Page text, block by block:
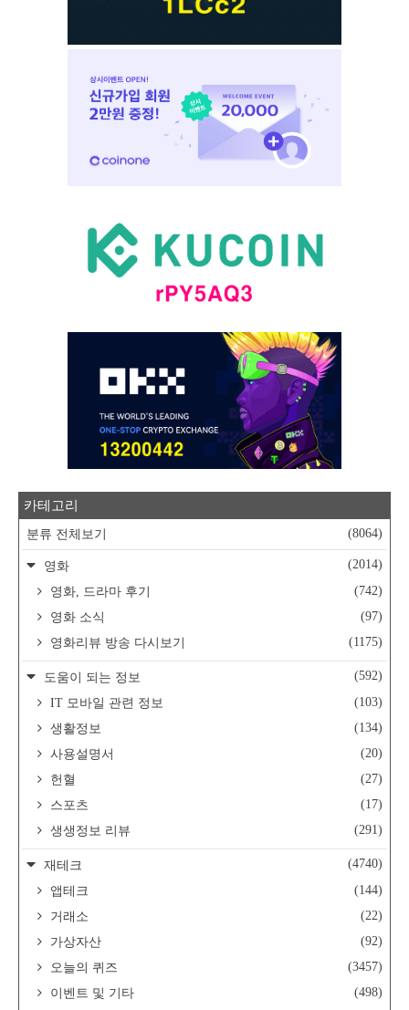
카테고리
분류 전체보기 (8064)
영화
(2014)
영화, 드라마 후기
(742)
영화 소식
(97)
영화리뷰 방송 다시보기
(1175)
도움이 되는 정보
(592)
IT 모바일 관련 정보
(103)
생활정보
(134)
사용설명서
(20)
헌혈
(27)
스포츠
(17)
생생정보 리뷰
(291)
재테크
(4740)
앱테크
(144)
거래소
(22)
가상자산
(92)
오늘의 퀴즈
(3457)
이벤트 및 기타
(498)